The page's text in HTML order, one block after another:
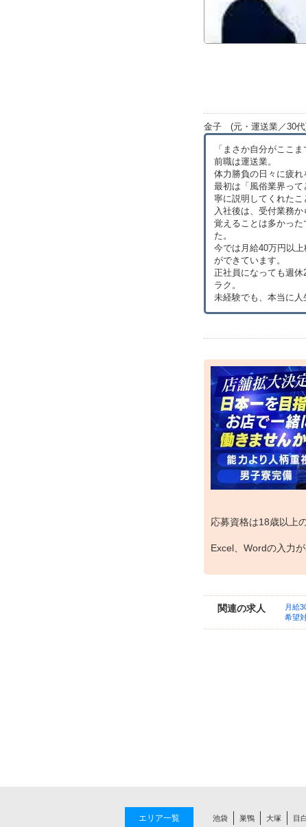
金子 (元・運送業／30代
「まさか自分がここ
前職は運送業。
体力勝負の日々に疲れ
最初は「風俗業界っ
寧に説明してくれたこ
入社後は、受付業務か
覚えることは多かっ
た。
今では月給40万円以
ができています。
正社員になっても週
ラク。
未経験でも、本当に人
応募資格は18歳以上
Excel、Wordの入力
関連の求人 月給
希望
エリア一覧 池袋 巣鴨 大塚 目白